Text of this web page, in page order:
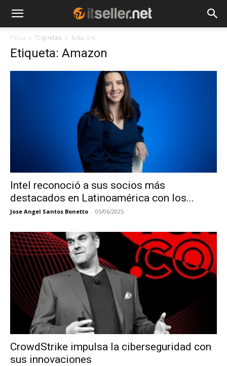
NOTICIAS TENDENCIAS
Inicio Etiquetas Amazon
Etiqueta: Amazon
Intel reconoció a sus socios más
destacados en Latinoamérica con los...
Jose Angel Santos Bonetto - 05/06/2025
CrowdStrike impulsa la ciberseguridad con
sus innovaciones